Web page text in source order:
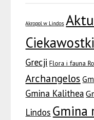
Akropol w Lindos
Ciekawostki
Grecji Flora i fauna
Archangelos
Gmina Kalithea
Lindos Gmina